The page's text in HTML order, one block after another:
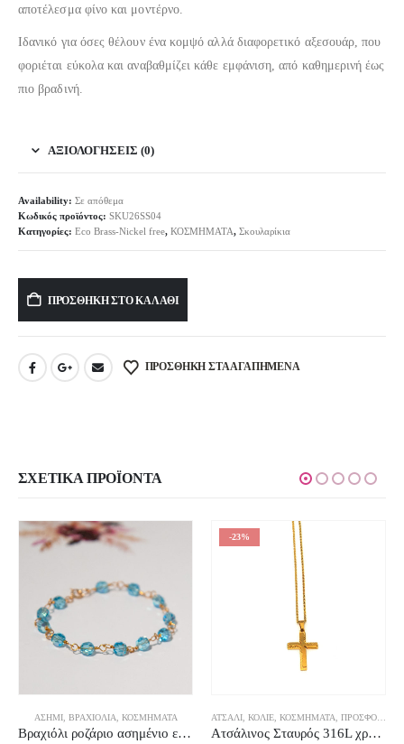
αποτέλεσμα φίνο και μοντέρνο.
Ιδανικό για όσες θέλουν ένα κομψό αλλά διαφορετικό αξεσουάρ, που
φοριέται εύκολα και αναβαθμίζει κάθε εμφάνιση, από καθημερινή έως
πιο βραδινή.
ΑΞΙΟΛΟΓΉΣΕΙΣ (0)
Availability: Σε απόθεμα
Κωδικός προϊόντος: SKU26SS04
Κατηγορίες: Eco Brass-Nickel free, ΚΟΣΜΗΜΑΤΑ, Σκουλαρίκια
ΠΡΟΣΘΉΚΗ ΣΤΟ ΚΑΛΆΘΙ
Alternative:
ΠΡΟΣΘΉΚΗ ΣΤΑ ΑΓΑΠΗΜΈΝΑ
ΣΧΕΤΙΚΆ ΠΡΟΪΌΝΤΑ
-23%
ΑΤΣΆΛΙ,ΚΟΛΙΈ,ΚΟΣΜΗΜΑΤΑ,ΠΡΟΣΦΟΡΕΣ
Ατσάλινος Σταυρός 316L χρυσός
-58%
ΒΡΑΧΙΌΛΙΑ ΠΟΔΙΟΎ,ΚΟΣΜΗΜΑΤΑ
Βραχιόλι ποδιού με κοχύλια σε διάφορα χρώματα